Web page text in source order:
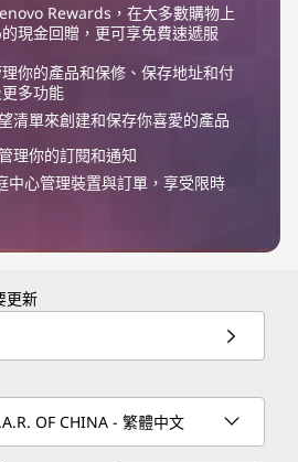
Rewards，在大多數購物上
現金回贈，更可享免費速遞服
你的產品和保修、保存地址和付
多功能
清單來創建和保存你喜愛的產品
理你的訂閱和通知
中心管理裝置與訂單，享受限時
更新
OF CHINA - 繁體中文